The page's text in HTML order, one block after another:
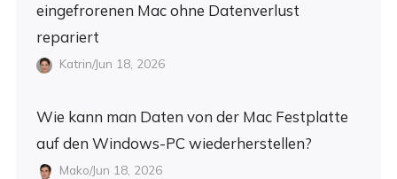
eingefrorenen Mac ohne Datenverlust
repariert
Katrin/Jun 18, 2026
Wie kann man Daten von der Mac Festplatte
auf den Windows-PC wiederherstellen?
Mako/Jun 18, 2026